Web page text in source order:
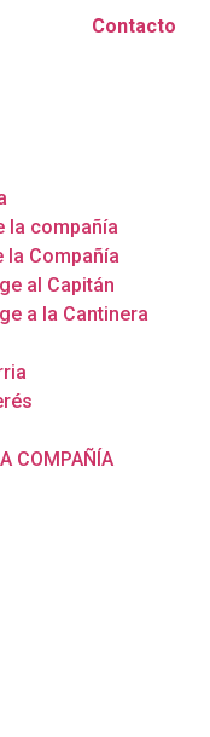
Contacto
la compañía
la Compañía
al Capitán
a la Cantinera
COMPAÑÍA